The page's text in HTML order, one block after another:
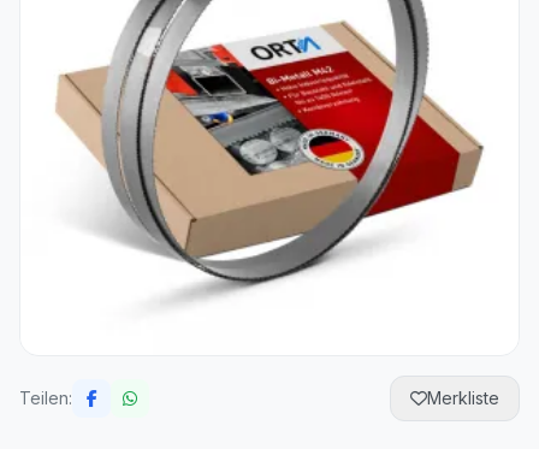
Teilen: Merkliste